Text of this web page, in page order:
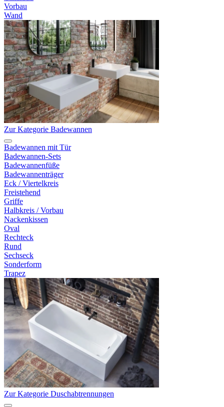
Vorbau
Wand
Zur Kategorie Badewannen
Badewannen mit Tür
Badewannen-Sets
Badewannenfüße
Badewannenträger
Eck / Viertelkreis
Freistehend
Griffe
Halbkreis / Vorbau
Nackenkissen
Oval
Rechteck
Rund
Sechseck
Sonderform
Trapez
Zur Kategorie Duschabtrennungen